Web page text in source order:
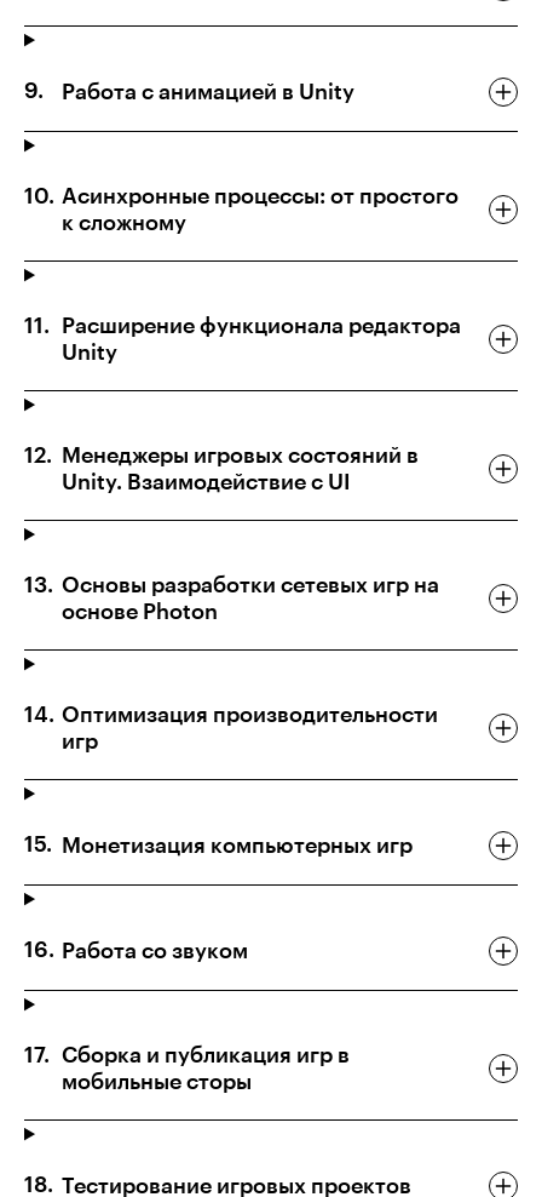
Работа с анимацией в Unity
Асинхронные процессы: от простого
к сложному
Расширение функционала редактора
Unity
Менеджеры игровых состояний в
Unity. Взаимодействие с UI
Основы разработки сетевых игр на
основе Photon
Оптимизация производительности
игр
Монетизация компьютерных игр
Работа со звуком
Сборка и публикация игр в
мобильные сторы
Тестирование игровых проектов